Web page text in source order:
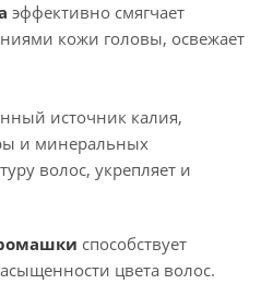
эффективно смягчает
кожи головы, освежает
источник калия,
и минеральных
волос, укрепляет и
способствует
цвета волос.